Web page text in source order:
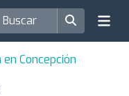
Concepción